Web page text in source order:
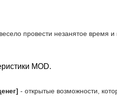
провести незанятое время и
MOD.
- открытые возможности,